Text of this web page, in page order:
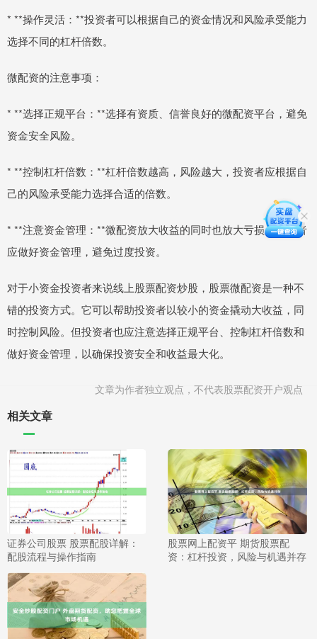
* **操作灵活：**投资者可以根据自己的资金情况和风险承受能力
选择不同的杠杆倍数。
微配资的注意事项：
* **选择正规平台：**选择有资质、信誉良好的微配资平台，避免
资金安全风险。
* **控制杠杆倍数：**杠杆倍数越高，风险越大，投资者应根据自
己的风险承受能力选择合适的倍数。
* **注意资金管理：**微配资放大收益的同时也放大亏损，投资者
应做好资金管理，避免过度投资。
对于小资金投资者来说线上股票配资炒股，股票微配资是一种不
错的投资方式。它可以帮助投资者以较小的资金撬动大收益，同
时控制风险。但投资者也应注意选择正规平台、控制杠杆倍数和
做好资金管理，以确保投资安全和收益最大化。
文章为作者独立观点，不代表股票配资开户观点
相关文章
证券公司股票 股票配股详解：
配股流程与操作指南
股票网上配资平 期货股票配
资：杠杆投资，风险与机遇并存